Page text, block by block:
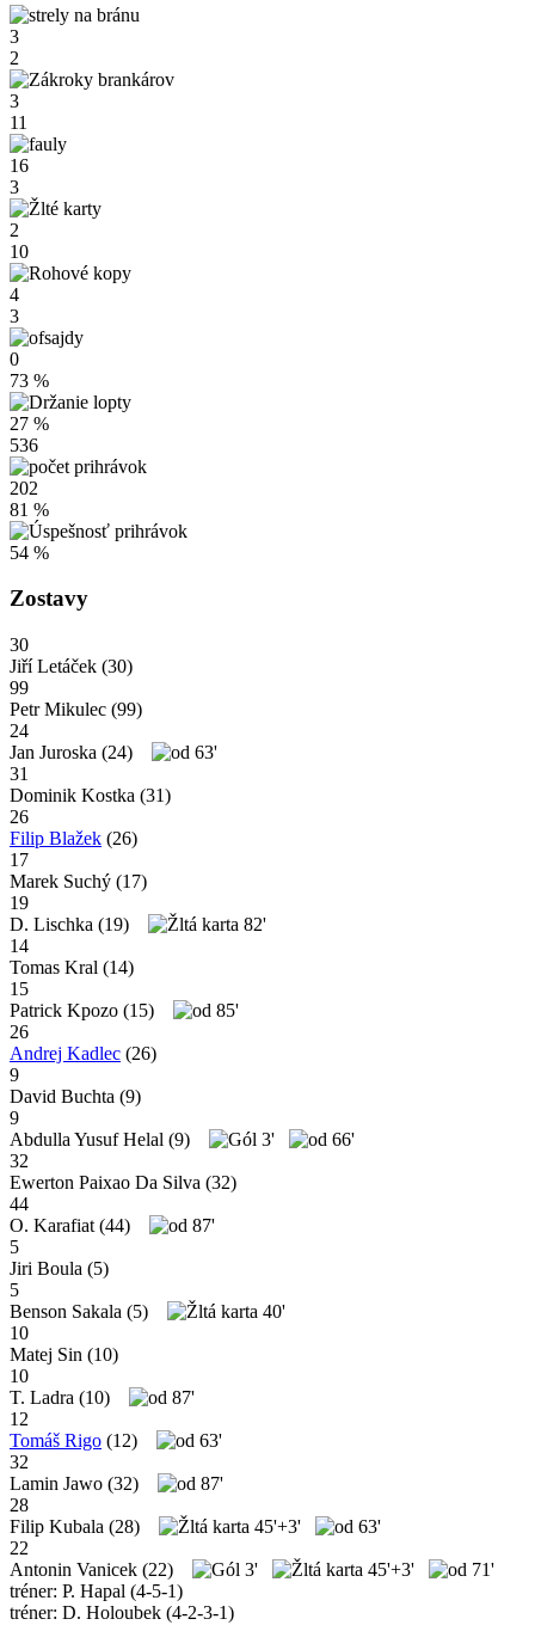
3
2
3
11
16
3
2
10
4
3
0
73 %
27 %
536
202
81 %
54 %
Zostavy
30
Jiří Letáček (30)
99
Petr Mikulec (99)
24
Jan Juroska (24)
63'
31
Dominik Kostka (31)
26
Filip Blažek (26)
17
Marek Suchý (17)
19
D. Lischka (19)
82'
14
Tomas Kral (14)
15
Patrick Kpozo (15)
85'
26
Andrej Kadlec (26)
9
David Buchta (9)
9
Abdulla Yusuf Helal (9) 3'
66'
32
Ewerton Paixao Da Silva (32)
44
O. Karafiat (44)
87'
5
Jiri Boula (5)
5
Benson Sakala (5)
40'
10
Matej Sin (10)
10
T. Ladra (10)
87'
12
Tomáš Rigo (12)
63'
32
Lamin Jawo (32)
87'
28
Filip Kubala (28) 45'+3'
63'
22
Antonin Vanicek (22) 3' 45'+3'
71'
tréner: P. Hapal (4-5-1)
tréner: D. Holoubek (4-2-3-1)